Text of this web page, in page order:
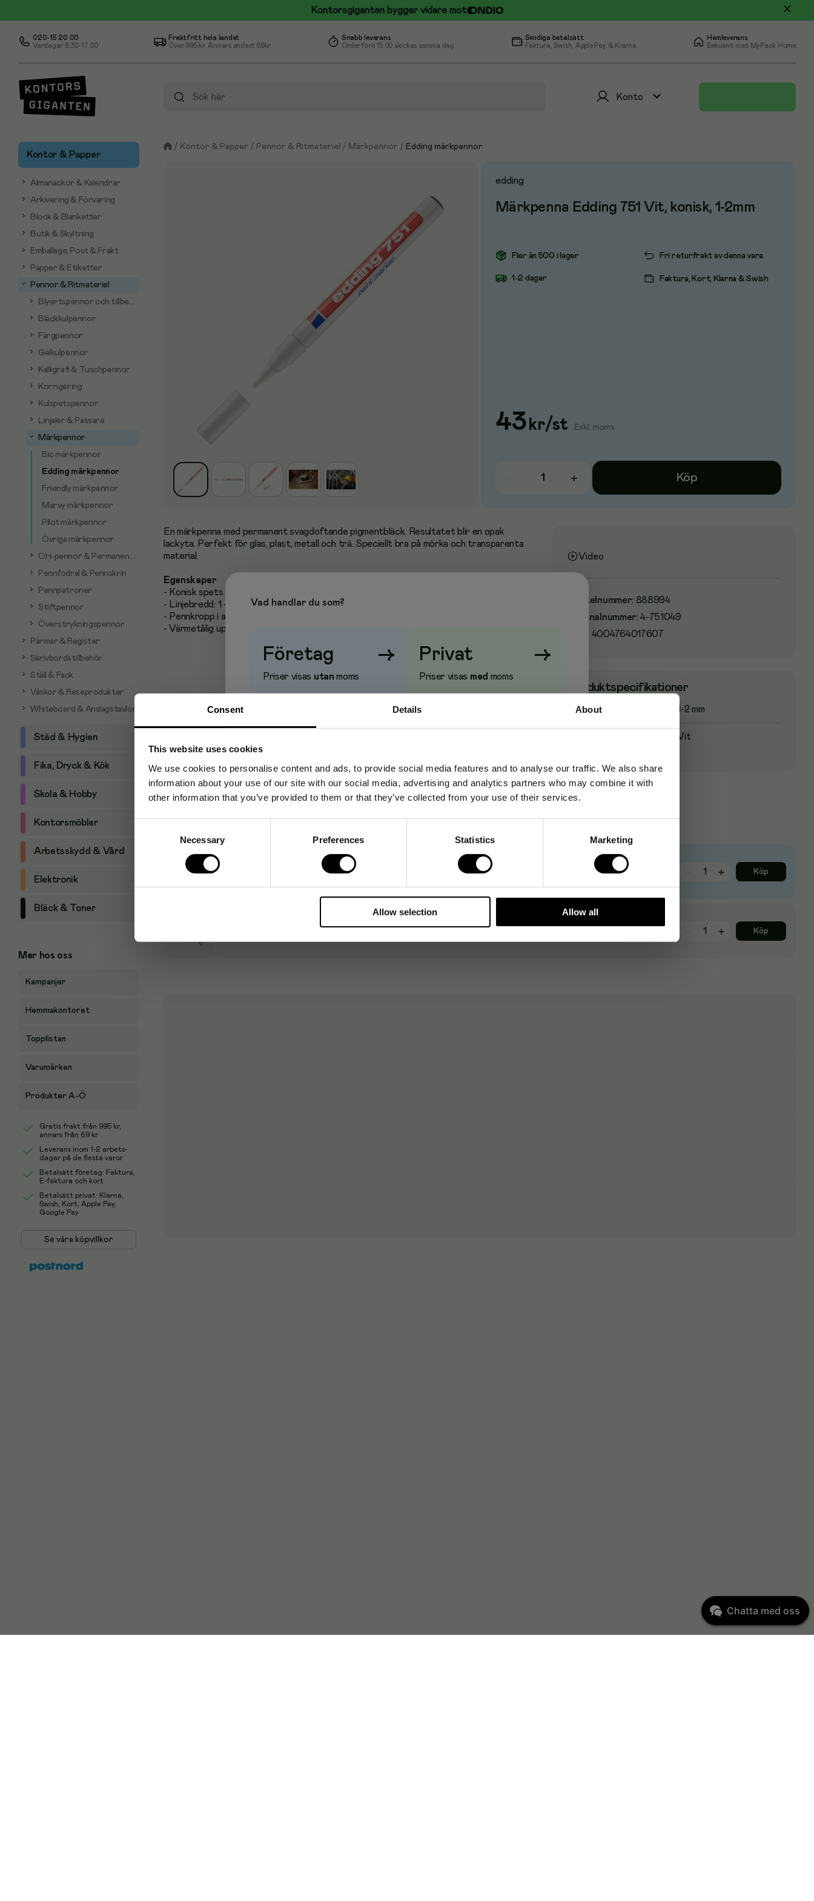
Consent Details About
This website uses cookies
We use cookies to personalise content and ads, to provide social media features and to analyse our traffic. We also share
information about your use of our site with our social media, advertising and analytics partners who may combine it with
other information that you’ve provided to them or that they’ve collected from your use of their services.
Necessary Preferences Statistics Marketing
Allow selection Allow all
Kontorsgiganten bygger vidare mot
020-15 20 00
Vardagar 8.30-17.00
Fraktfritt hela landet
Över 995 kr. Annars endast 69kr
Snabb leverans
Order före 15.00 skickas samma dag
Smidiga betalsätt
Faktura, Swish, Apple Pay & Klarna
Hemleverans
Bekvämt med MyPack Home
Konto
Kontor & Papper
Almanackor & Kalendrar
Arkivering & Förvaring
Block & Blanketter
Butik & Skyltning
Emballage, Post & Frakt
Papper & Etiketter
Pennor & Ritmateriel
Blyertspennor och tillbehör
Bläckkulpennor
Färgpennor
Gelkulpennor
Kalligrafi & Tuschpennor
Korrigering
Kulspetspennor
Linjaler & Passare
Märkpennor
Bic märkpennor
Edding märkpennor
Friendly märkpennor
Marvy märkpennor
Pilot märkpennor
Övriga märkpennor
OH-pennor & Permanentpennor
Pennfodral & Pennskrin
Pennpatroner
Stiftpennor
Överstrykningspennor
Pärmar & Register
Skrivbordstillbehör
Ställ & Fack
Väskor & Reseprodukter
Whiteboard & Anslagstavlor
Städ & Hygien
Fika, Dryck & Kök
Skola & Hobby
Kontorsmöbler
Arbetsskydd & Vård
Elektronik
Bläck & Toner
Mer hos oss
Kampanjer
Hemmakontoret
Topplistan
Varumärken
Produkter A-Ö
Gratis frakt från 995 kr,
annars från 69 kr
Leverans inom 1-2 arbets-
dagar på de flesta varor
Betalsätt företag: Faktura,
E-faktura och kort
Betalsätt privat: Klarna,
Swish, Kort, Apple Pay,
Google Pay
Se våra köpvillkor
/ Kontor & Papper / Pennor & Ritmateriel / Märkpennor / Edding märkpennor
edding
Märkpenna Edding 751 Vit, konisk, 1-2mm
Fler än 500 i lager Fri returfrakt av denna vara
1-2 dagar Faktura, Kort, Klarna & Swish
43 kr/st Exkl. moms
Köp
En märkpenna med permanent svagdoftande pigmentbläck. Resultatet blir en opak
lackyta. Perfekt för glas, plast, metall och trä. Speciellt bra på mörka och transparenta
material.
Egenskaper
- Konisk spets
- Linjebredd: 1 - 2 mm
- Pennkropp i aluminium
- Värmetålig upp till 400 grader
Video
Artikelnummer: 888994
Originalnummer: 4-751049
4004764017607
Produktspecifikationer
Skrivbredd 1-2 mm
Vit
Produktalternativ
Märkpenna Edding 751 Vit, konisk, 1-2mm 888994 kr Köp
43 Köp
Vad handlar du som?
Företag →
Priser visas utan moms
Privat →
Priser visas med moms
Chatta med oss